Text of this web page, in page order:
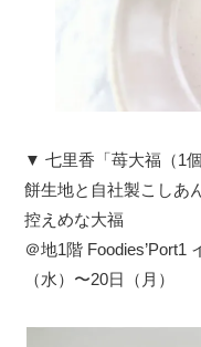
▼ 七里香「苺大福（1
餅生地と自社製こしあ
控えめな大福
＠地1階 Foodies’Port1
（水）〜20日（月）